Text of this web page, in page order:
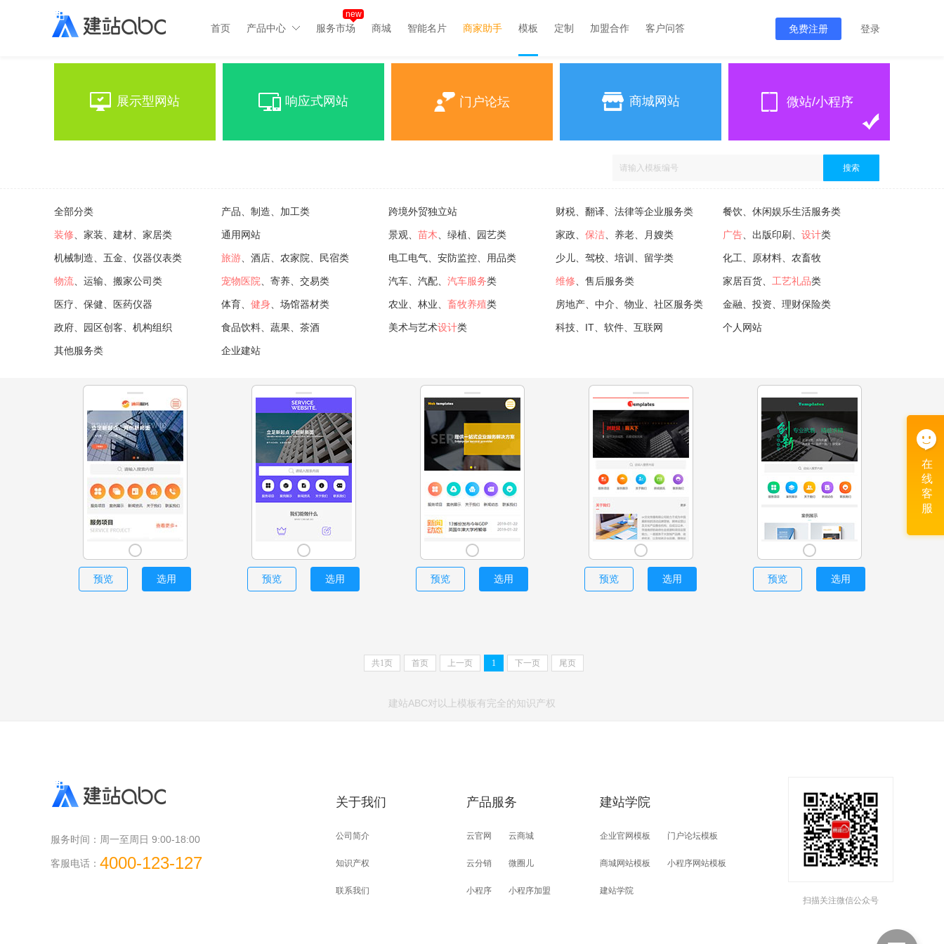
首页 产品中心 服务市场
new
商城 智能名片 商家助手 模板 定制 加盟合作 客户问答 免费注册 登录
展示型网站 响应式网站 门户论坛 商城网站 微站/小程序
搜索
全部分类 产品、制造、加工类 跨境外贸独立站 财税、翻译、法律等企业服务类 餐饮、休闲娱乐生活服务类
装修 、家装、建材、家居类 通用网站 景观、 苗木 、绿植、园艺类 家政、 保洁 、养老、月嫂类 广告 、出版印刷、 设计类
机械制造、五金、仪器仪表类 旅游 、酒店、农家院、民宿类 电工电气、安防监控、用品类 少儿、驾校、培训、留学类 化工、原材料、农畜牧
物流 、运输、搬家公司类 宠物医院 、寄养、交易类 汽车、汽配、 汽车服务类 维修 、售后服务类 家居百货、 工艺礼品类
医疗、保健、医药仪器 体育、 健身 、场馆器材类 农业、林业、 畜牧养殖类 房地产、中介、物业、社区服务类 金融、投资、理财保险类
政府、园区创客、机构组织 食品饮料、蔬果、茶酒 美术与艺术设计类 科技、IT、软件、互联网 个人网站
其他服务类 企业建站
预览 选用 预览 选用 预览 选用 预览 选用 预览 选用
共1页 首页 上一页 1 下一页 尾页
建站ABC对以上模板有完全的知识产权
服务时间： 周一至周日 9:00-18:00
客服电话： 4000-123-127
关于我们
公司简介
知识产权
联系我们
产品服务
云官网 云商城
云分销 微圈儿
小程序 小程序加盟
建站学院
企业官网模板 门户论坛模板
商城网站模板 小程序网站模板
建站学院
扫描关注微信公众号
在
线
客
服